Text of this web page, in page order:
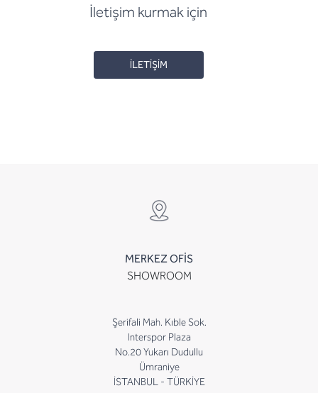
İletişim kurmak için
İLETİŞİM
MERKEZ OFİS
SHOWROOM
Şerifali Mah. Kıble Sok.
Interspor Plaza
No.20 Yukarı Dudullu
Ümraniye
İSTANBUL - TÜRKİYE